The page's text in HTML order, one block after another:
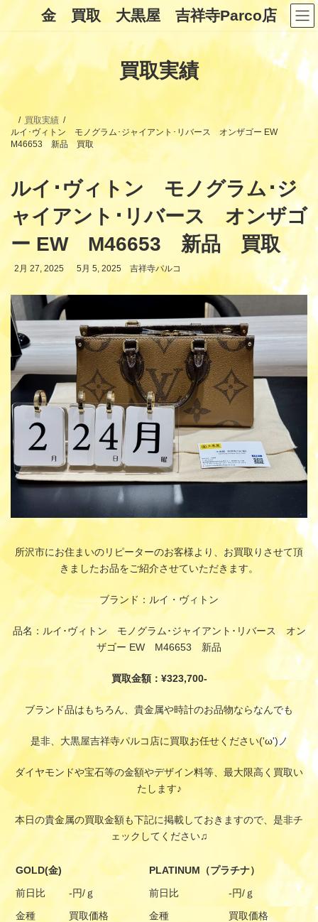
ン
キ
ッ
ー
に
移
金 買取 大黒屋 吉祥寺Parco店
買取実績
買取実績
ルイ･ヴィトン モノグラム･ジャイアント･リバース オンザゴー EW
M46653 新品 買取
ルイ･ヴィトン モノグラム･ジ
ャイアント･リバース オンザゴ
ー EW M46653 新品 買取
2月 27, 2025
最
更
時
:
5月 5, 2025 吉祥寺パルコ
所沢市にお住まいのリピーターのお客様より、お買取りさせて頂
きましたお品をご紹介させていただきます。
ブランド：ルイ・ヴィトン
品名：ルイ･ヴィトン モノグラム･ジャイアント･リバース オン
ザゴー EW M46653 新品
買取金額：¥323,700-
ブランド品はもちろん、貴金属や時計のお品物ならなんでも
是非、大黒屋吉祥寺パルコ店に買取お任せください('ω')ノ
ダイヤモンドや宝石等の金額やデザイン料等、最大限高く買取い
たします♪
本日の貴金属の買取金額も下記に掲載しておきますので、是非チ
ェックしてください♫
GOLD(金)
PLATINUM（プラチナ）
前日比
-円/ｇ 前日比
-円/ｇ
金種
買取価格 金種
買取価格